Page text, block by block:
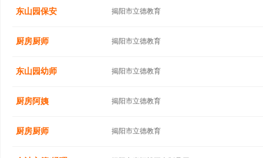
东山园保安 揭阳市立德教育
厨房厨师 揭阳市立德教育
东山园幼师 揭阳市立德教育
厨房阿姨 揭阳市立德教育
厨房厨师 揭阳市立德教育